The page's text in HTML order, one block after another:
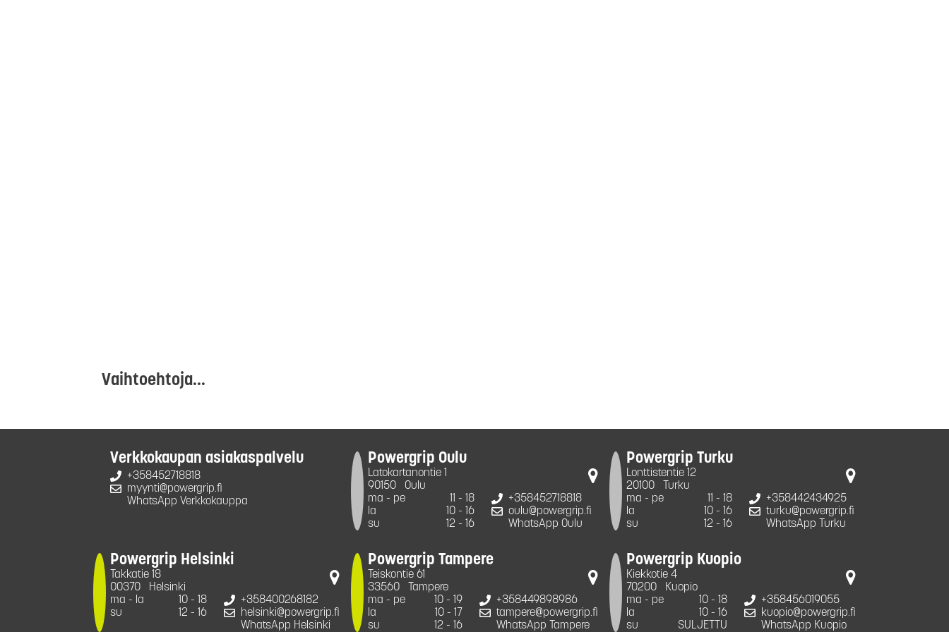
Vaihtoehtoja...
Verkkokaupan asiakaspalvelu
+358452718818
myynti@powergrip.fi
WhatsApp Verkkokauppa
Powergrip Oulu
Latokartanontie 1
90150
Oulu
ma - pe
11 - 18
la
10 - 16
su
12 - 16
+358452718818
oulu@powergrip.fi
WhatsApp Oulu
Powergrip Turku
Lonttistentie 12
20100
Turku
ma - pe
11 - 18
la
10 - 16
su
12 - 16
+358442434925
turku@powergrip.fi
WhatsApp Turku
Powergrip Helsinki
Takkatie 18
00370
Helsinki
ma - la
10 - 18
su
12 - 16
+358400268182
helsinki@powergrip.fi
WhatsApp Helsinki
Powergrip Tampere
Teiskontie 61
33560
Tampere
ma - pe
10 - 19
la
10 - 17
su
12 - 16
+358449898986
tampere@powergrip.fi
WhatsApp Tampere
Powergrip Kuopio
Kiekkotie 4
70200
Kuopio
ma - pe
10 - 18
la
10 - 16
su
SULJETTU
+358456019055
kuopio@powergrip.fi
WhatsApp Kuopio